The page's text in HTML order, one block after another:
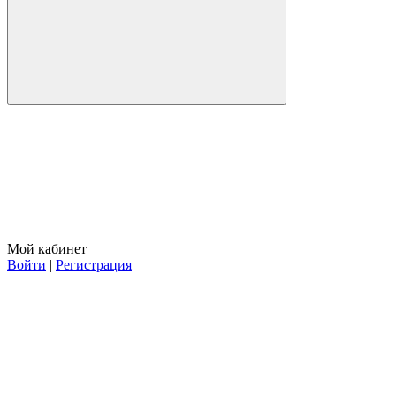
Мой кабинет
Войти | Регистрация